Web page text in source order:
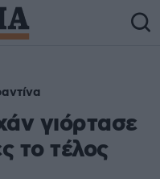
γιόρτασε
το τέλος